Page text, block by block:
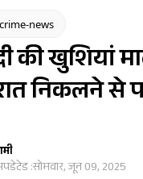
news
की खुशियां
निकलने से
:सोमवार, जून 09, 2025